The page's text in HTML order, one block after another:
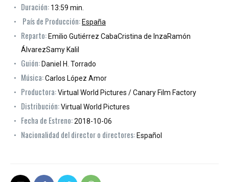
Duración: 13:59 min.
País de Producción: España
Reparto: Emilio Gutiérrez CabaCristina de InzaRamón
ÁlvarezSamy Kalil
Guión: Daniel H. Torrado
Música:Carlos López Amor
Productora:Virtual World Pictures / Canary Film Factory
Distribución:Virtual World Pictures
Fecha de Estreno:2018-10-06
Nacionalidad del director o directores: Español